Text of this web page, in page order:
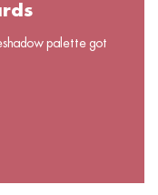
palette got